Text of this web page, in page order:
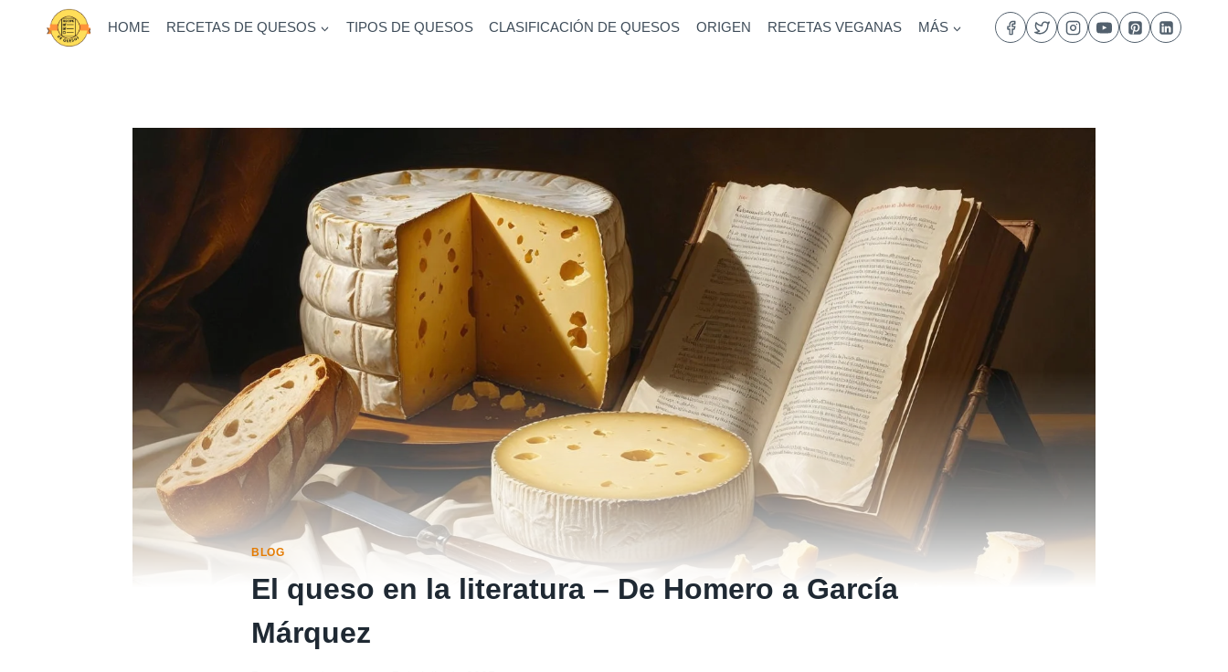
HOME RECETAS DE QUESOS TIPOS DE QUESOS CLASIFICACIÓN DE QUESOS ORIGEN RECETAS VEGANAS MÁS
BLOG
El queso en la literatura – De Homero a García
Márquez